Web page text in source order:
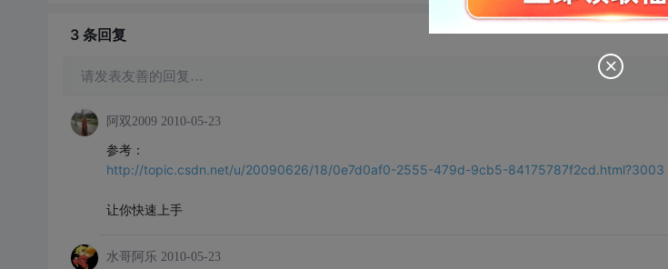
3 条回复
请发表友善的回复…
阿双2009 2010-05-23
参考：
http://topic.csdn.net/u/20090626/18/0e7d0af0-2555-479d-9cb5-84175787f2cd.html?3003
让你快速上手
水哥阿乐 2010-05-23